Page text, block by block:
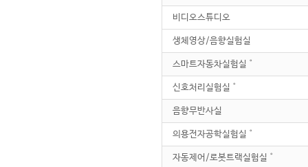
비디오스튜디오
생체영상/음향실험실
스마트자동차실험실˚
신호처리실험실˚
음향무반사실
의용전자공학실험실˚
자동제어/로봇트랙실험실˚